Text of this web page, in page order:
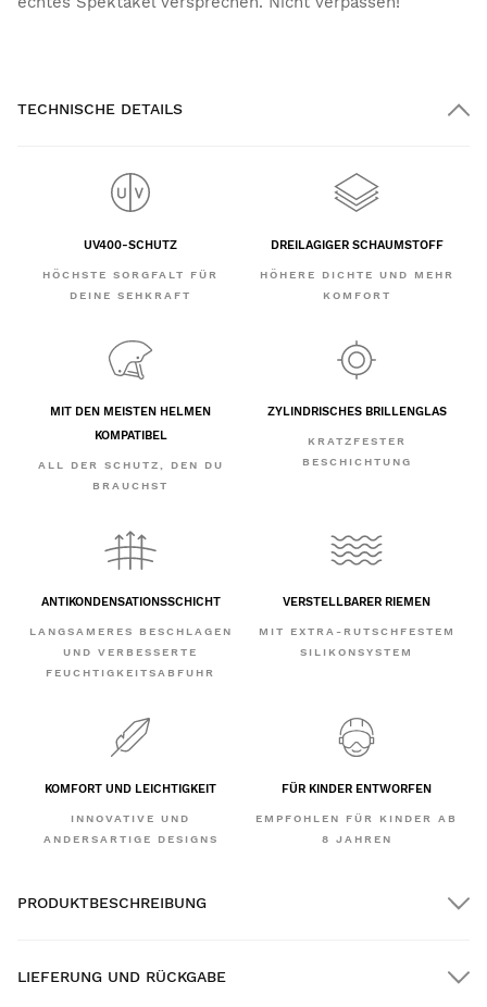
TECHNISCHE DETAILS
UV400-SCHUTZ
HÖCHSTE SORGFALT FÜR
DEINE SEHKRAFT
DREILAGIGER SCHAUMSTOFF
HÖHERE DICHTE UND MEHR
KOMFORT
MIT DEN MEISTEN HELMEN
KOMPATIBEL
ALL DER SCHUTZ, DEN DU
BRAUCHST
ZYLINDRISCHES BRILLENGLAS
KRATZFESTER
BESCHICHTUNG
ANTIKONDENSATIONSSCHICHT
LANGSAMERES BESCHLAGEN
UND VERBESSERTE
FEUCHTIGKEITSABFUHR
VERSTELLBARER RIEMEN
MIT EXTRA-RUTSCHFESTEM
SILIKONSYSTEM
KOMFORT UND LEICHTIGKEIT
INNOVATIVE UND
ANDERSARTIGE DESIGNS
FÜR KINDER ENTWORFEN
EMPFOHLEN FÜR KINDER AB
8 JAHREN
PRODUKTBESCHREIBUNG
LIEFERUNG UND RÜCKGABE